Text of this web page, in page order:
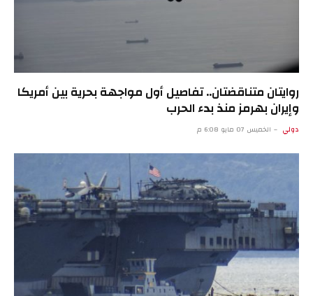
روايتان متناقضتان.. تفاصيل أول مواجهة بحرية بين أمريكا
وإيران بهرمز منذ بدء الحرب
دولي الخميس 07 مايو 6:08 م